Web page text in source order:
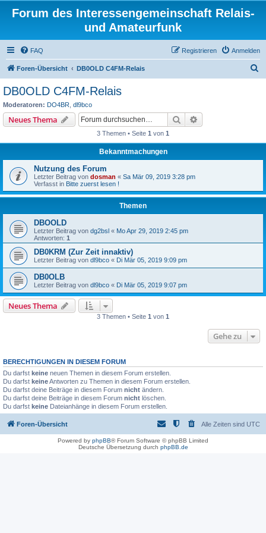
Forum des Interessengemeinschaft Relais-
und Amateurfunk
FAQ Anmelden
Registrieren
Foren-Übersicht DB0OLD C4FM-Relais
DB0OLD C4FM-Relais
Moderatoren: DO4BR dl9bco
Neues Thema Suche
3 Themen • Seite 1 von 1
Bekanntmachungen
Nutzung des Forum
Letzter Beitrag von dosman « Sa Mär 09, 2019 3:28 pm
Verfasst in Bitte zuerst lesen !
Themen
DBOOLD
Letzter Beitrag von dg2bsl « Mo Apr 29, 2019 2:45 pm
Antworten: 1
DB0KRM (Zur Zeit innaktiv)
Letzter Beitrag von dl9bco « Di Mär 05, 2019 9:09 pm
DB0OLB
Letzter Beitrag von dl9bco « Di Mär 05, 2019 9:07 pm
Neues Thema
3 Themen • Seite 1 von 1
Gehe zu
BERECHTIGUNGEN IN DIESEM FORUM
Du darfst keine neuen Themen in diesem Forum erstellen.
Du darfst keineAntworten zu Themen in diesem Forum erstellen.
Du darfst deine Beiträge in diesem Forum nicht ändern.
Du darfst deine Beiträge in diesem Forum nicht löschen.
Du darfst keine Dateianhänge in diesem Forum erstellen.
Foren-Übersicht Alle Zeiten sind UTC
Powered by phpBB® Forum Software © phpBB Limited
Deutsche Übersetzung durch phpBB.de